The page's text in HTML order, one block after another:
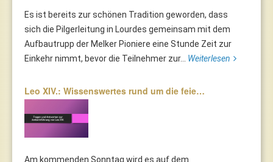
Es ist bereits zur schönen Tradition geworden, dass
sich die Pilgerleitung in Lourdes gemeinsam mit dem
Aufbautrupp der Melker Pioniere eine Stunde Zeit zur
Einkehr nimmt, bevor die Teilnehmer zur... Weiterlesen
Leo XIV.: Wissenswertes rund um die feie…
Am kommenden Sonntag wird es auf dem